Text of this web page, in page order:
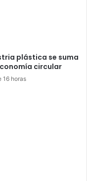
plástica se suma
circular
16 horas